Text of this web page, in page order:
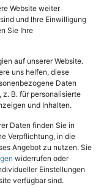
Website weiter
und Ihre Einwilligung
Sie Ihre
auf unserer Website.
uns helfen, diese
Daten
B. für personalisierte
und Inhalten.
Daten finden Sie in
Verpflichtung, in die
Angebot zu nutzen. Sie
widerrufen oder
Einstellungen
verfügbar sind.